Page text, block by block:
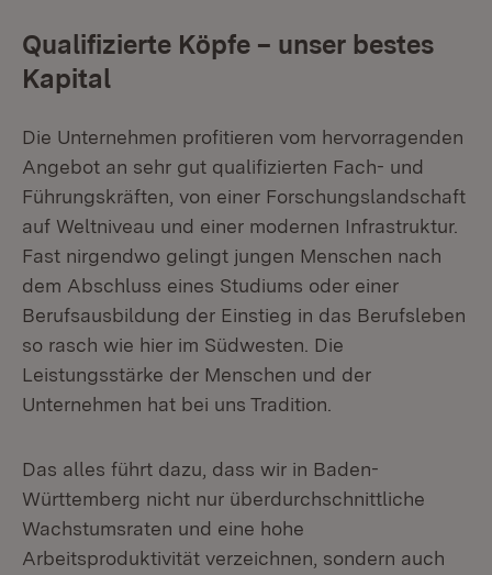
Qualifizierte Köpfe – unser bestes
Kapital
Die Unternehmen profitieren vom hervorragenden
Angebot an sehr gut qualifizierten Fach- und
Führungskräften, von einer Forschungslandschaft
auf Weltniveau und einer modernen Infrastruktur.
Fast nirgendwo gelingt jungen Menschen nach
dem Abschluss eines Studiums oder einer
Berufsausbildung der Einstieg in das Berufsleben
so rasch wie hier im Südwesten. Die
Leistungsstärke der Menschen und der
Unternehmen hat bei uns Tradition.
Das alles führt dazu, dass wir in Baden-
Württemberg nicht nur überdurchschnittliche
Wachstumsraten und eine hohe
Arbeitsproduktivität verzeichnen, sondern auch